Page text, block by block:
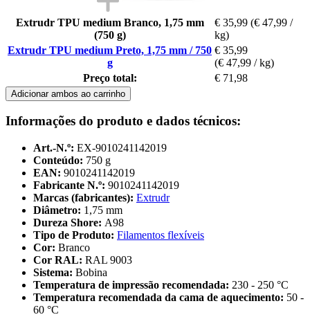
Extrudr TPU medium Branco, 1,75 mm
(750 g)
€ 35,99 (€ 47,99 /
kg)
Extrudr TPU medium Preto, 1,75 mm / 750
g
€ 35,99
(€ 47,99 / kg)
Preço total:
€ 71,98
Adicionar ambos ao carrinho
Informações do produto e dados técnicos:
Art.-N.º: EX-9010241142019
Conteúdo: 750 g
EAN: 9010241142019
Fabricante N.º: 9010241142019
Marcas (fabricantes): Extrudr
Diâmetro: 1,75 mm
Dureza Shore: A98
Tipo de Produto: Filamentos flexíveis
Cor: Branco
Cor RAL: RAL 9003
Sistema: Bobina
Temperatura de impressão recomendada: 230 - 250 °C
Temperatura recomendada da cama de aquecimento: 50 -
60 °C